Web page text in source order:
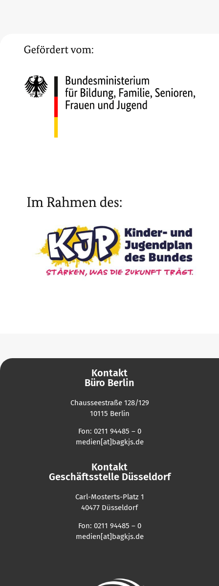
Kontakt
Geschäftsstelle Düsseldorf
Carl-Mosterts-Platz 1
40477 Düsseldorf
Fon: 0211 94485 – 0
medien[at]bagkjs.de
Kontakt
Büro Berlin
Chausseestraße 128/129
10115 Berlin
Fon: 0211 94485 – 0
medien[at]bagkjs.de